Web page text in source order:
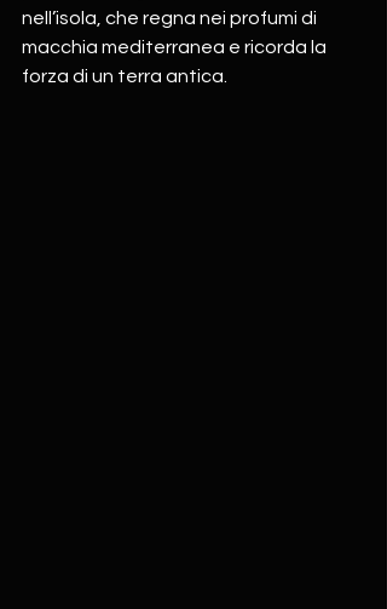
nell’isola, che regna nei profumi di
macchia mediterranea e ricorda la
forza di un terra antica.